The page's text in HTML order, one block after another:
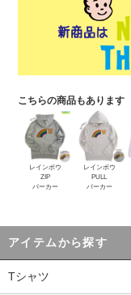
こちらの商品もあります
レインボウ
ZIP
パーカー
レインボウ
PULL
パーカー
アイテムから探す
Tシャツ